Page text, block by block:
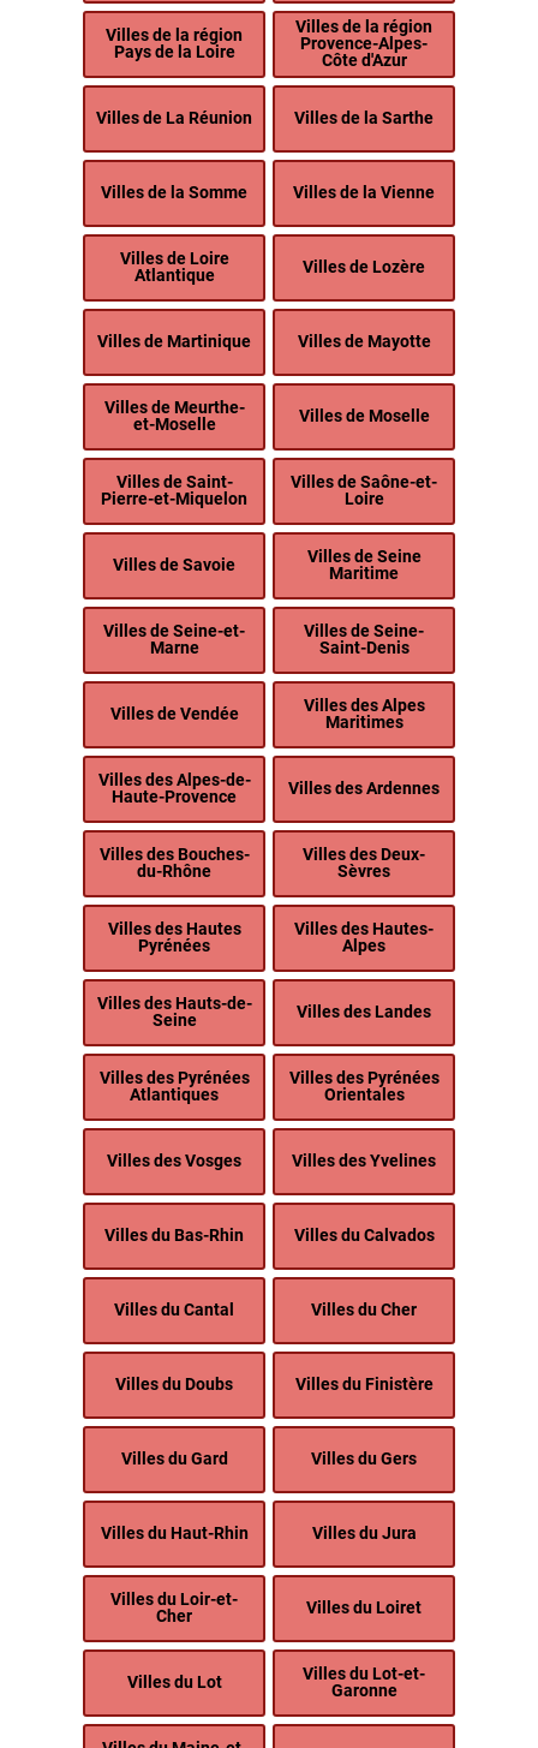
Villes de la région
Pays de la Loire
Villes de la région
Provence-Alpes-
Côte d'Azur
Villes de La Réunion Villes de la Sarthe
Villes de la Somme Villes de la Vienne
Villes de Loire
Atlantique
Villes de Lozère
Villes de Martinique Villes de Mayotte
Villes de Meurthe-
et-Moselle
Villes de Moselle
Villes de Saint-
Pierre-et-Miquelon
Villes de Saône-et-
Loire
Villes de Savoie
Villes de Seine
Maritime
Villes de Seine-et-
Marne
Villes de Seine-
Saint-Denis
Villes de Vendée
Villes des Alpes
Maritimes
Villes des Alpes-de-
Haute-Provence
Villes des Ardennes
Villes des Bouches-
du-Rhône
Villes des Deux-
Sèvres
Villes des Hautes
Pyrénées
Villes des Hautes-
Alpes
Villes des Hauts-de-
Seine
Villes des Landes
Villes des Pyrénées
Atlantiques
Villes des Pyrénées
Orientales
Villes des Vosges Villes des Yvelines
Villes du Bas-Rhin Villes du Calvados
Villes du Cantal Villes du Cher
Villes du Doubs Villes du Finistère
Villes du Gard Villes du Gers
Villes du Haut-Rhin Villes du Jura
Villes du Loir-et-
Cher
Villes du Loiret
Villes du Lot
Villes du Lot-et-
Garonne